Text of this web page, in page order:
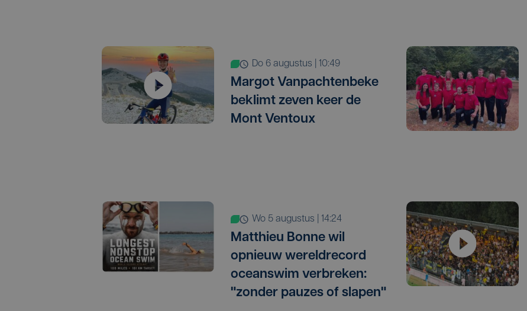
do 6 augustus | 10:49
Margot Vanpachtenbeke
beklimt zeven keer de
Mont Ventoux
wo 5 augustus | 14:24
Matthieu Bonne wil
opnieuw wereldrecord
oceanswim verbreken:
"zonder pauzes of slapen"